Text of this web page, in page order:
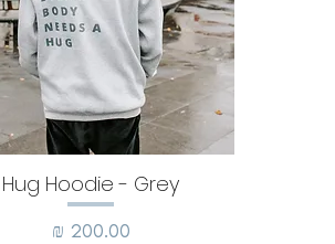
Hug Hoodie - Grey
מחיר